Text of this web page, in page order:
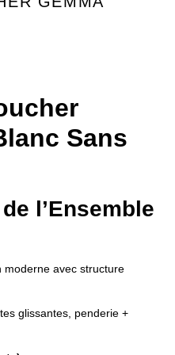
Sans
l’Ensemble
moderne avec structure
glissantes, penderie +